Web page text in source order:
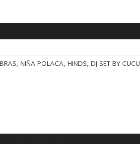
NIÑA POLACA, HINDS, DJ SET BY CUCU